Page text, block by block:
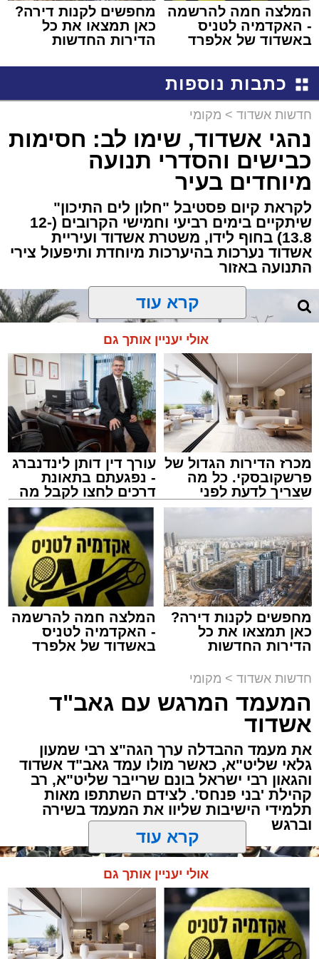
המלצה חמה להרשמה
- האקדמיה לטניס
באשדוד של אלפרד
מחפשים לקנות דירה?
כאן תמצאו את כל
הדירות החדשות
כתבות נוספות
חדשות אשדוד > מקומי
נהגי אשדוד, שימו לב: חסימות
כבישים והסדרי תנועה
מיוחדים בעיר
לקראת קיום פסטיבל "חלון לים התיכון"
שיתקיים בימים רביעי וחמישי הקרובים (12-
13.8) בחוף לידו, משטרת אשדוד ועיריית
אשדוד נערכות בהיערכות מיוחדת ותיפעול צירי
התנועה באזור
הכבישים פתוחים באשדוד
מערכת האתר / 13:52 10.08.26
תגים:אשדוד , חסימות תנועה
לקראת קיום פסטיבל "חלון לים התיכון" שיתקיים
לידו, משטרת אשדוד ועיריית אשדוד נערכות
בהיערכות מיוחדת ותיפעול צירי התנועה באזור.
בשל האירוע הצפוי, יחולו שינויים והגבלות תנועה
באזור חוף לידו, הטיילת וסביבת מתחם
הפסטיבל.
להלן פירוט חסימות הצירים ומוקדי ההכוונות:
שדרות משה דיין– חסימות והכוונת תנועה
באזור הסמוך לחוף ולמתחם הפסטיבל.
שדרות ירושלים– חסימות והכוונות בצירי
קרא עוד
אולי יעניין אותך גם
מכרז הדירות הגדול של
פרשקובסקי. כל מה
שצריך לדעת לפני
שמגישים הצעה לדירה
עורך דין דותן לינדנברג
- נפגעתם בתאונת
דרכים לחצו לקבל מה
שמגיע לכם
מחפשים לקנות דירה?
כאן תמצאו את כל
הדירות החדשות
המלצה חמה להרשמה
- האקדמיה לטניס
באשדוד של אלפרד
חדשות אשדוד > מקומי
המעמד המרגש עם גאב"ד
אשדוד
את מעמד ההבדלה ערך הגה"צ רבי שמעון
גלאי שליט"א, כאשר מולו עמד גאב"ד אשדוד
והגאון רבי ישראל בונם שרייבר שליט"א, רב
קהילת 'בני פנחס'. לצידם השתתפו מאות
תלמידי הישיבות שליוו את המעמד בשירה
וברגש
קרא עוד
אולי יעניין אותך גם